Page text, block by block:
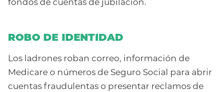
fondos de cuentas de jubilación.
ROBO DE IDENTIDAD
Los ladrones roban correo, información de
Medicare o números de Seguro Social para abrir
cuentas fraudulentas o presentar reclamos de